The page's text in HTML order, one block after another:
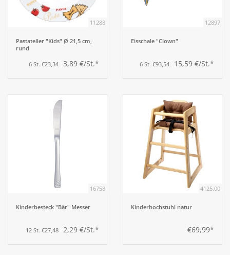
11288
Pastateller "Kids" Ø 21,5 cm,
rund
6 St. €23,34 3,89 €/St.*
12897
Eisschale "Clown"
6 St. €93,54 15,59 €/St.*
16758
Kinderbesteck "Bär" Messer
12 St. €27,48 2,29 €/St.*
4125.00
Kinderhochstuhl natur
€69,99*